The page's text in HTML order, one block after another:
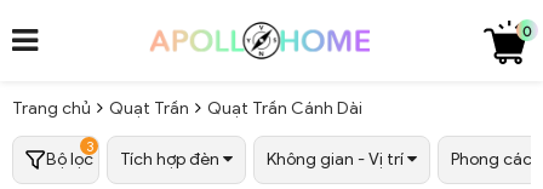
0
Trang chủ Quạt Trần Quạt Trần Cánh Dài
Bộ lọc
3
Tích hợp đèn Không gian - Vị trí Phong